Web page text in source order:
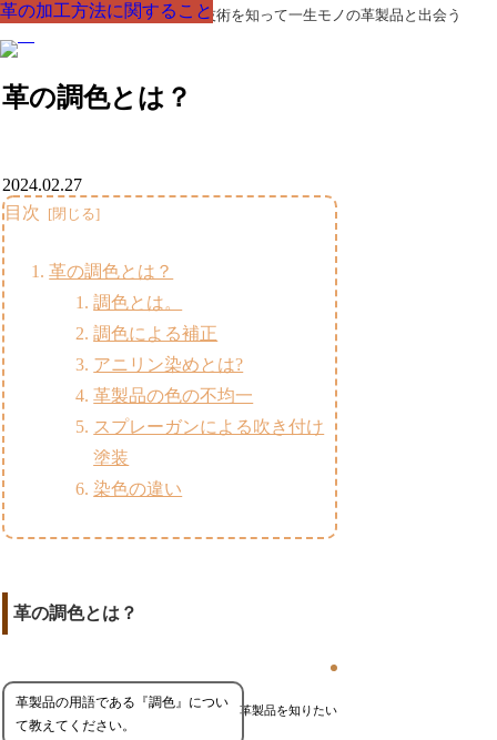
革製品の部品の呼び名・素材・技術を知って一生モノの革製品と出会う
革の調色とは？
革の加工方法に関すること
2024.02.27
目次
革の調色とは？
調色とは。
調色による補正
アニリン染めとは?
革製品の色の不均一
スプレーガンによる吹き付け
塗装
染色の違い
革の調色とは？
革製品を知りたい
革製品の用語である『調色』につい
て教えてください。
革の加工方法に関すること
革の加工方法に関すること
革の加工方法に関すること
革の加工方法に関すること
革の加工方法に関すること
革の加工方法に関すること